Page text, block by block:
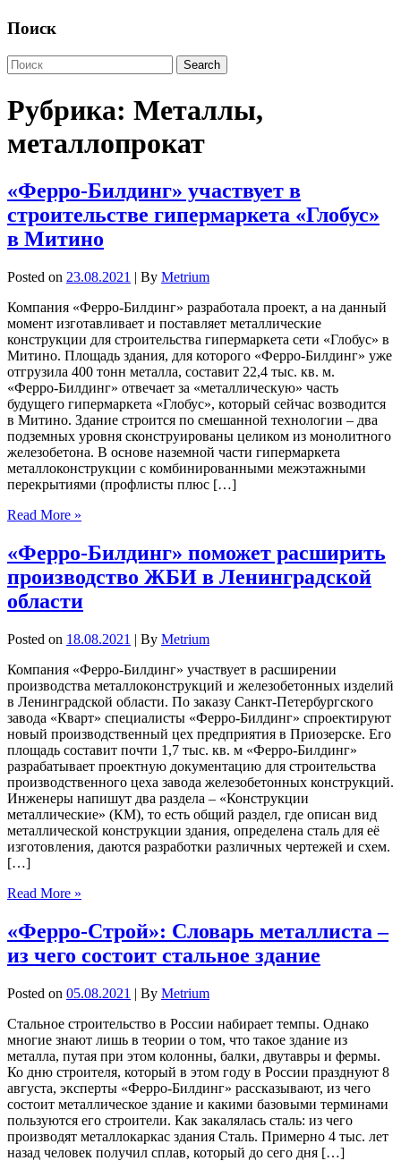
Поиск
Рубрика: Металлы,
металлопрокат
«Ферро-Билдинг» участвует в
строительстве гипермаркета «Глобус»
в Митино
Posted on 23.08.2021 | By Metrium
Компания «Ферро-Билдинг» разработала проект, а на данный
момент изготавливает и поставляет металлические
конструкции для строительства гипермаркета сети «Глобус» в
Митино. Площадь здания, для которого «Ферро-Билдинг» уже
отгрузила 400 тонн металла, составит 22,4 тыс. кв. м.
«Ферро-Билдинг» отвечает за «металлическую» часть
будущего гипермаркета «Глобус», который сейчас возводится
в Митино. Здание строится по смешанной технологии – два
подземных уровня сконструированы целиком из монолитного
железобетона. В основе наземной части гипермаркета
металлоконструкции с комбинированными межэтажными
перекрытиями (профлисты плюс […]
Read More »
«Ферро-Билдинг» поможет расширить
производство ЖБИ в Ленинградской
области
Posted on 18.08.2021 | By Metrium
Компания «Ферро-Билдинг» участвует в расширении
производства металлоконструкций и железобетонных изделий
в Ленинградской области. По заказу Санкт-Петербургского
завода «Кварт» специалисты «Ферро-Билдинг» спроектируют
новый производственный цех предприятия в Приозерске. Его
площадь составит почти 1,7 тыс. кв. м «Ферро-Билдинг»
разрабатывает проектную документацию для строительства
производственного цеха завода железобетонных конструкций.
Инженеры напишут два раздела – «Конструкции
металлические» (КМ), то есть общий раздел, где описан вид
металлической конструкции здания, определена сталь для её
изготовления, даются разработки различных чертежей и схем.
[…]
Read More »
«Ферро-Строй»: Словарь металлиста –
из чего состоит стальное здание
Posted on 05.08.2021 | By Metrium
Стальное строительство в России набирает темпы. Однако
многие знают лишь в теории о том, что такое здание из
металла, путая при этом колонны, балки, двутавры и фермы.
Ко дню строителя, который в этом году в России празднуют 8
августа, эксперты «Ферро-Билдинг» рассказывают, из чего
состоит металлическое здание и какими базовыми терминами
пользуются его строители. Как закалялась сталь: из чего
производят металлокаркас здания Сталь. Примерно 4 тыс. лет
назад человек получил сплав, который до сего дня […]